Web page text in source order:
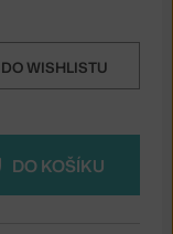
DO WISHLISTU
DO KOŠÍKU